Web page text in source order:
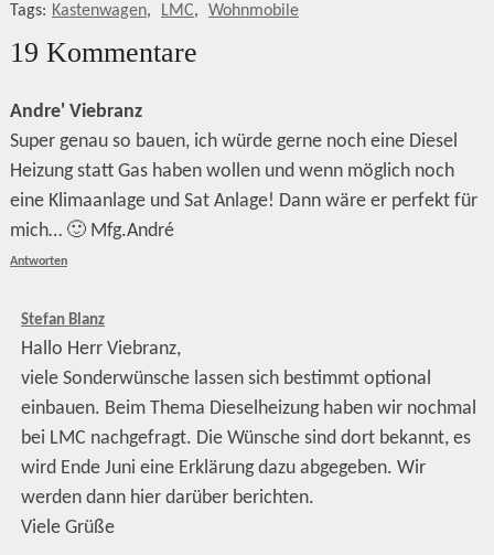
Tags: Kastenwagen, LMC, Wohnmobile
19 Kommentare
Andre' Viebranz
Super genau so bauen, ich würde gerne noch eine Diesel
Heizung statt Gas haben wollen und wenn möglich noch
eine Klimaanlage und Sat Anlage! Dann wäre er perfekt für
mich… 🙂 Mfg.André
Antworten
Stefan Blanz
Hallo Herr Viebranz,
viele Sonderwünsche lassen sich bestimmt optional
einbauen. Beim Thema Dieselheizung haben wir nochmal
bei LMC nachgefragt. Die Wünsche sind dort bekannt, es
wird Ende Juni eine Erklärung dazu abgegeben. Wir
werden dann hier darüber berichten.
Viele Grüße